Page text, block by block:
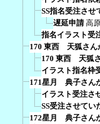
SS指名受注させ
遅延申請 高
指名イラスト受
170 東西 天狐さん
170 東西 天狐
イラスト指名枠
171星月 典子さん
イラスト受注さ
SS受注させてい
172星月 典子さん